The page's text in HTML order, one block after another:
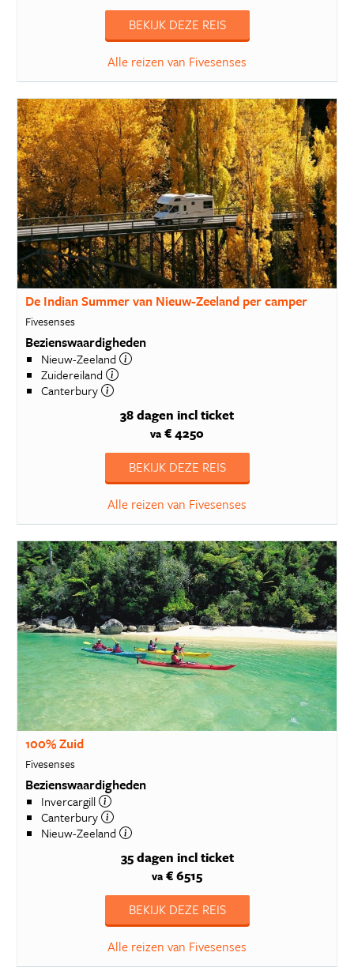
BEKIJK DEZE REIS
Alle reizen van Fivesenses
De Indian Summer van Nieuw-Zeeland per camper
Fivesenses
Bezienswaardigheden
Nieuw-Zeeland
Zuidereiland
Canterbury
38 dagen incl ticket
va € 4250
BEKIJK DEZE REIS
Alle reizen van Fivesenses
100% Zuid
Fivesenses
Bezienswaardigheden
Invercargill
Canterbury
Nieuw-Zeeland
35 dagen incl ticket
va € 6515
BEKIJK DEZE REIS
Alle reizen van Fivesenses